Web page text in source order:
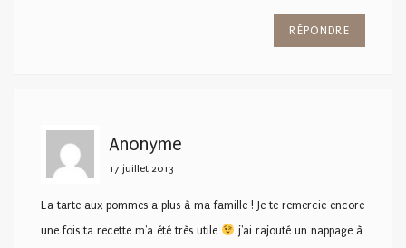
RÉPONDRE
Anonyme
17 juillet 2013
La tarte aux pommes a plus à ma famille ! Je te remercie encore
une fois ta recette m'a été très utile
j'ai rajouté un nappage à